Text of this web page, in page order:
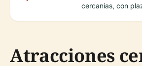
cercanías, con
Atracciones